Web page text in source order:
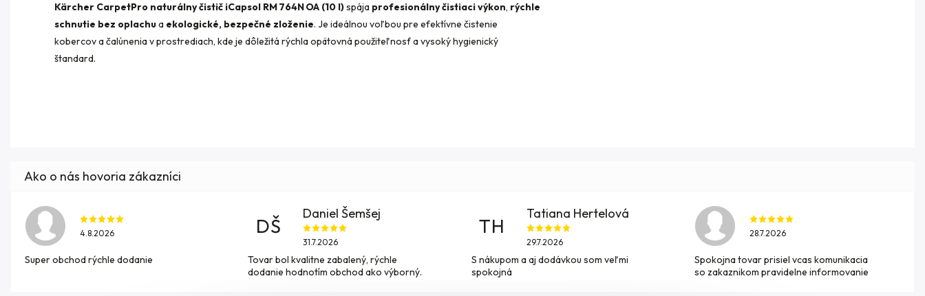
Kärcher CarpetPro naturálny čistič iCapsol RM 764N OA (10 l)spája profesionálny čistiaci výkon, rýchle
schnutie bez oplachua ekologické, bezpečné zloženie. Je ideálnou voľbou pre efektívne čistenie
kobercov a čalúnenia v prostrediach, kde je dôležitá rýchla opätovná použiteľnosť a vysoký hygienický
štandard.
4.8.2026
Super obchod rýchle dodanie
DŠ
Daniel Šemšej
31.7.2026
Tovar bol kvalitne zabalený, rýchle
dodanie hodnotím obchod ako výborný.
TH
Tatiana Hertelová
29.7.2026
S nákupom a aj dodávkou som veľmi
spokojná
28.7.2026
Spokojna tovar prisiel vcas komunikacia
so zakaznikom pravidelne informovanie